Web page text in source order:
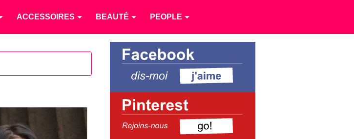
ACCESSOIRES BEAUTÉ PEOPLE